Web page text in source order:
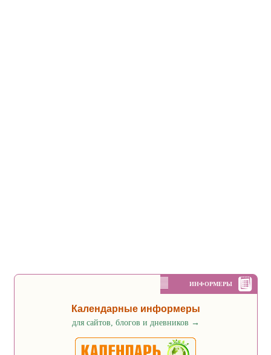
ИНФОРМЕРЫ
Календарные информеры
для сайтов, блогов и дневников →